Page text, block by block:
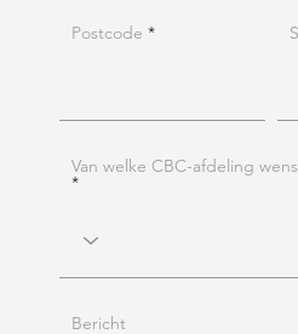
Bericht
Postcode
Van welke CBC-afdeling